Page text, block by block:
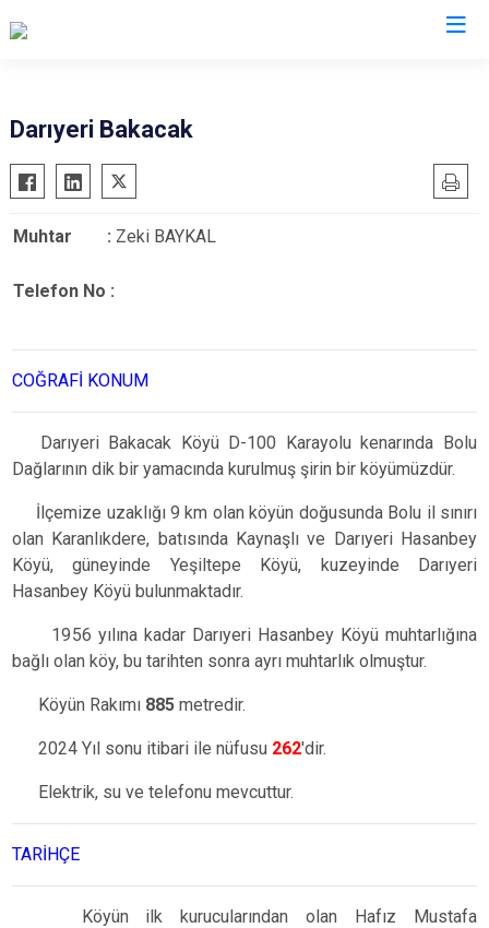
Cumayeri
Akçakoca
Çilimli
Yığılca
Darıyeri Bakacak
Muhtar : Zeki BAYKAL
Telefon No :
COĞRAFİ KONUM
Darıyeri Bakacak Köyü D-100 Karayolu kenarında Bolu
Dağlarının dik bir yamacında kurulmuş şirin bir köyümüzdür.
İlçemize uzaklığı 9 km olan köyün doğusunda Bolu il sınırı
olan Karanlıkdere, batısında Kaynaşlı ve Darıyeri Hasanbey
Köyü, güneyinde Yeşiltepe Köyü, kuzeyinde Darıyeri
Hasanbey Köyü bulunmaktadır.
1956 yılına kadar Darıyeri Hasanbey Köyü muhtarlığına
bağlı olan köy, bu tarihten sonra ayrı muhtarlık olmuştur.
Köyün Rakımı 885 metredir.
2024 Yıl sonu itibari ile nüfusu 262'dir.
Elektrik, su ve telefonu mevcuttur.
TARİHÇE
Köyün ilk kurucularından olan Hafız Mustafa